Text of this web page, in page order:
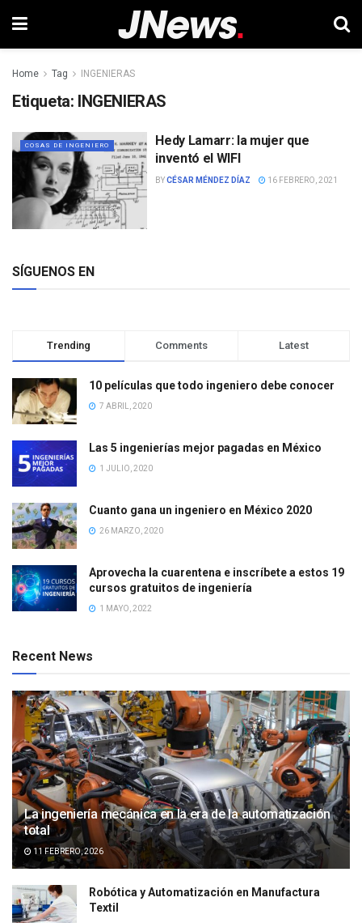
Home Tag INGENIERAS
Etiqueta: INGENIERAS
COSAS DE INGENIERO
Hedy Lamarr: la mujer que
inventó el WIFI
BYCÉSAR MÉNDEZ DÍAZ 16 FEBRERO, 2021
SÍGUENOS EN
Trending Comments Latest
10 películas que todo ingeniero debe conocer
7 ABRIL, 2020
Las 5 ingenierías mejor pagadas en México
1 JULIO, 2020
Cuanto gana un ingeniero en México 2020
26 MARZO, 2020
Aprovecha la cuarentena e inscríbete a estos 19
cursos gratuitos de ingeniería
1 MAYO, 2022
Recent News
La ingeniería mecánica en la era de la automatización
total
11 FEBRERO, 2026
Robótica y Automatización en Manufactura
Textil